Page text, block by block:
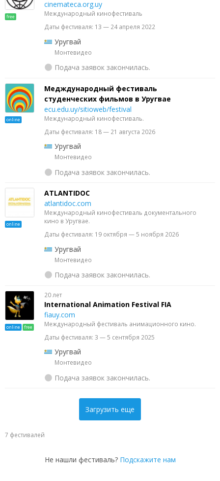
free
cinemateca.org.uy
Международный кинофестиваль
Даты фестиваля: 13 — 24 апреля 2022
Уругвай
Монтевидео
Подача заявок закончилась.
online
Медждународный фестиваль
студенческих фильмов в Уругвае
ecu.edu.uy/sitioweb/festival
Международный кинофестиваль.
Даты фестиваля: 18 — 21 августа 2026
Уругвай
Монтевидео
Подача заявок закончилась.
online
ATLANTIDOC
atlantidoc.com
Международный кинофестиваль документального
кино в Уругвае.
Даты фестиваля: 19 октября — 5 ноября 2026
Уругвай
Монтевидео
Подача заявок закончилась.
online free
20 лет
International Animation Festival FIA
fiauy.com
Международный фестиваль анимационного кино.
Даты фестиваля: 3 — 5 сентября 2025
Уругвай
Монтевидео
Подача заявок закончилась.
Загрузить еще
7 фестивалей
Не нашли фестиваль? Подскажите нам